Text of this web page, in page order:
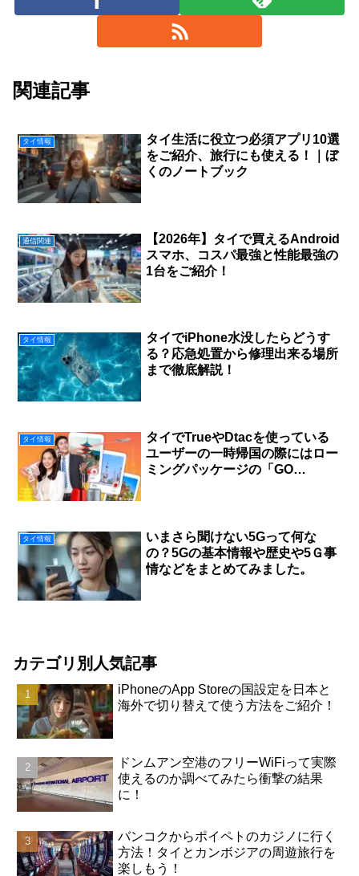
関連記事
タイ情報
タイ生活に役立つ必須アプリ10選
をご紹介、旅行にも使える！｜ぼ
くのノートブック
通信関連
【2026年】タイで買えるAndroid
スマホ、コスパ最強と性能最強の
1台をご紹介！
タイ情報
タイでiPhone水没したらどうす
る？応急処置から修理出来る場所
まで徹底解説！
タイ情報
タイでTrueやDtacを使っている
ユーザーの一時帰国の際にはロー
ミングパッケージの「GO
タイ情報
いまさら聞けない5Gって何な
の？5Gの基本情報や歴史や5Ｇ事
情などをまとめてみました。
カテゴリ別人気記事
iPhoneのApp Storeの国設定を日本と
海外で切り替えて使う方法をご紹介！
ドンムアン空港のフリーWiFiって実際
使えるのか調べてみたら衝撃の結果
に！
バンコクからポイペトのカジノに行く
方法！タイとカンボジアの周遊旅行を
楽しもう！